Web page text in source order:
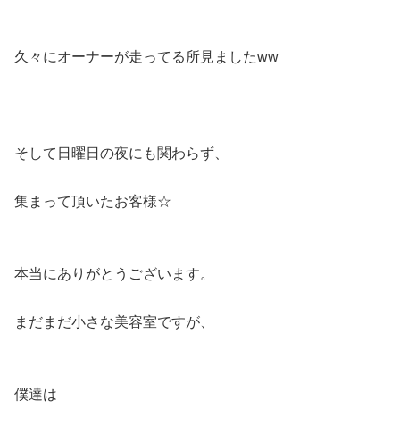
久々にオーナーが走ってる所見ましたww
そして日曜日の夜にも関わらず、
集まって頂いたお客様☆
本当にありがとうございます。
まだまだ小さな美容室ですが、
僕達は